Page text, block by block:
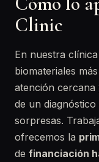
Clinic
En nuestra
biomateriales
atención cercana
de un
sorpresas.
ofrecemos la
de financiación